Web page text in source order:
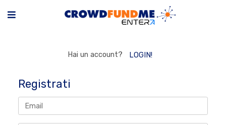
Hai un account? LOGIN!
Registrati